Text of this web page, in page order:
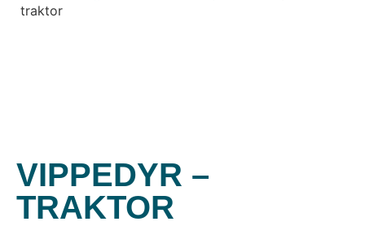
traktor
VIPPEDYR –
TRAKTOR